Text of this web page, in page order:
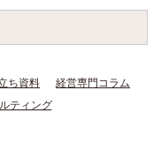
ち資料
経営専門コラム
ティング